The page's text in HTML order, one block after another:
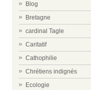
Blog
Bretagne
cardinal Tagle
Caritatif
Cathophilie
Chrétiens indignés
Ecologie